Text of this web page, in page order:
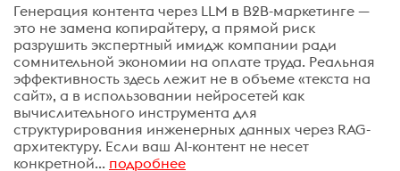
Генерация контента через LLM в B2B-маркетинге —
это не замена копирайтеру, а прямой риск
разрушить экспертный имидж компании ради
сомнительной экономии на оплате труда. Реальная
эффективность здесь лежит не в объеме «текста на
сайт», а в использовании нейросетей как
вычислительного инструмента для
структурирования инженерных данных через RAG-
архитектуру. Если ваш AI-контент не несет
конкретной... подробнее